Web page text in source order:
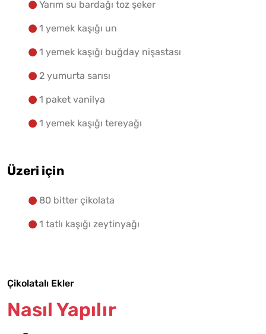
Yarım su bardağı toz şeker
1 yemek kaşığı un
1 yemek kaşığı buğday nişastası
2 yumurta sarısı
1 paket vanilya
1 yemek kaşığı tereyağı
Üzeri için
80 bitter çikolata
1 tatlı kaşığı zeytinyağı
Çikolatalı Ekler
Nasıl Yapılır